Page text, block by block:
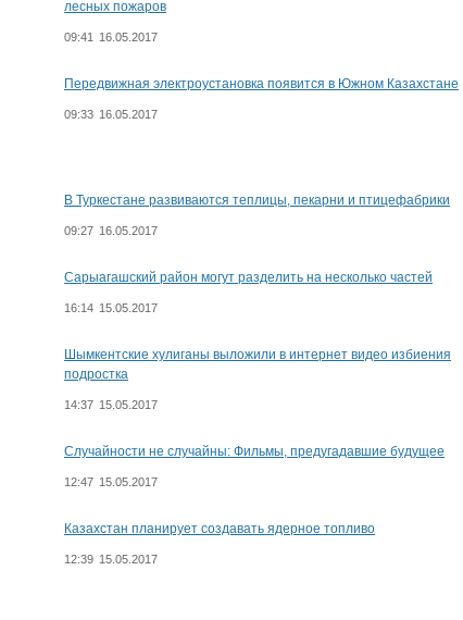
лесных пожаров
09:41 16.05.2017
Передвижная электроустановка появится в Южном Казахстане
09:33 16.05.2017
В Туркестане развиваются теплицы, пекарни и птицефабрики
09:27 16.05.2017
Сарыагашский район могут разделить на несколько частей
16:14 15.05.2017
Шымкентские хулиганы выложили в интернет видео избиения
подростка
14:37 15.05.2017
Случайности не случайны: Фильмы, предугадавшие будущее
12:47 15.05.2017
Казахстан планирует создавать ядерное топливо
12:39 15.05.2017